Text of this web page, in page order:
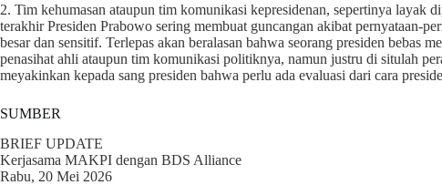
2. Tim kehumasan ataupun tim komunikasi kepresidenan, sepertinya layak
terakhir Presiden Prabowo sering membuat guncangan akibat pernyataan-
besar dan sensitif. Terlepas akan beralasan bahwa seorang presiden bebas
penasihat ahli ataupun tim komunikasi politiknya, namun justru di situlah
meyakinkan kepada sang presiden bahwa perlu ada evaluasi dari cara
SUMBER
BRIEF UPDATE
Kerjasama MAKPI dengan BDS Alliance
Rabu, 20 Mei 2026